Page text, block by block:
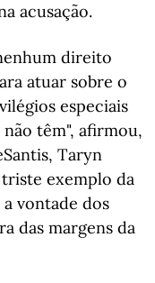
acusação.
direito
atuar sobre o
especiais
têm", afirmou,
Taryn
exemplo da
vontade dos
das margens da